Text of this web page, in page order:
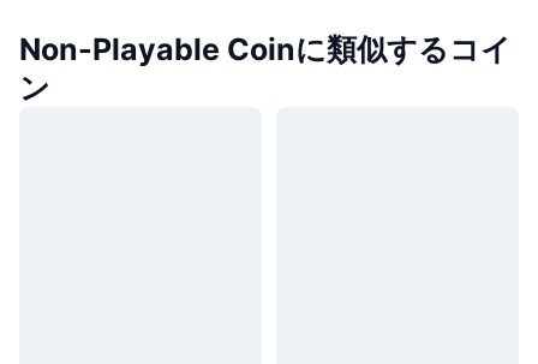
Non-Playable Coinに類似するコイ
ン